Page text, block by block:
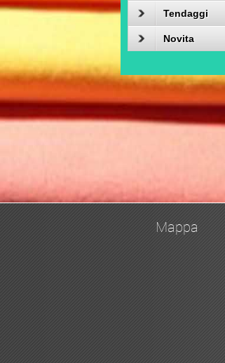
Tendaggi
Novita
Mappa